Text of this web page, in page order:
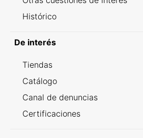
Histórico
De interés
Tiendas
Catálogo
Canal de denuncias
Certificaciones